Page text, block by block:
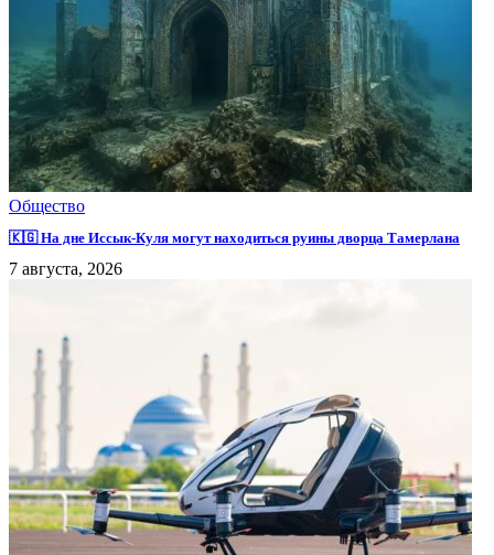
Общество
🇰🇬 На дне Иссык-Куля могут находиться руины дворца Тамерлана
7 августа, 2026